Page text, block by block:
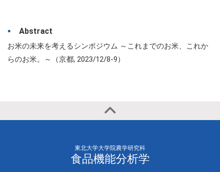
Abstract
お米の未来を考えるシンポジウム ～これまでのお米、これか
らのお米。～（京都, 2023/12/8-9）
東北大学大学院農学研究科
食品機能分析学